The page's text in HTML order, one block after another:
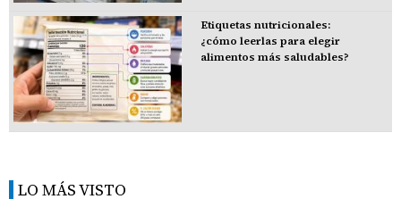
Etiquetas nutricionales:
¿cómo leerlas para elegir
alimentos más saludables?
LO MÁS VISTO